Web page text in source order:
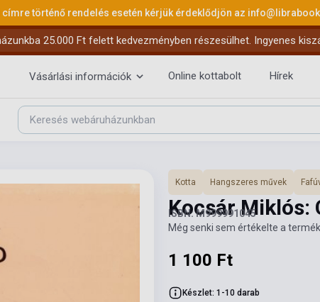
történő rendelés esetén kérjük érdeklődjön az
25.000 Ft felett kedvezményben részesülhet. Ingyenes
Vásárlási információk Online kottabolt Hírek
Kotta Hangszeres művek
Kocsár Miklós:
ISBN: M999991045
Még senki sem értékelte a
1 100 Ft
Készlet: 1-10 darab